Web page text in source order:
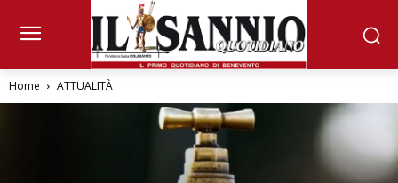
Home ATTUALITÀ